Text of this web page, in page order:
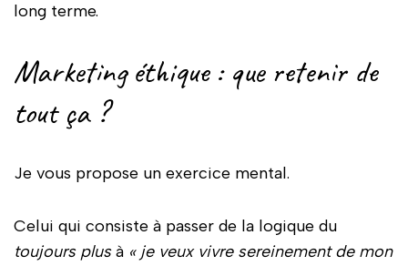
long terme.
Marketing éthique : que retenir de
tout ça ?
Je vous propose un exercice mental.
Celui qui consiste à passer de la logique du
toujours plusà « je veux vivre sereinement de mon